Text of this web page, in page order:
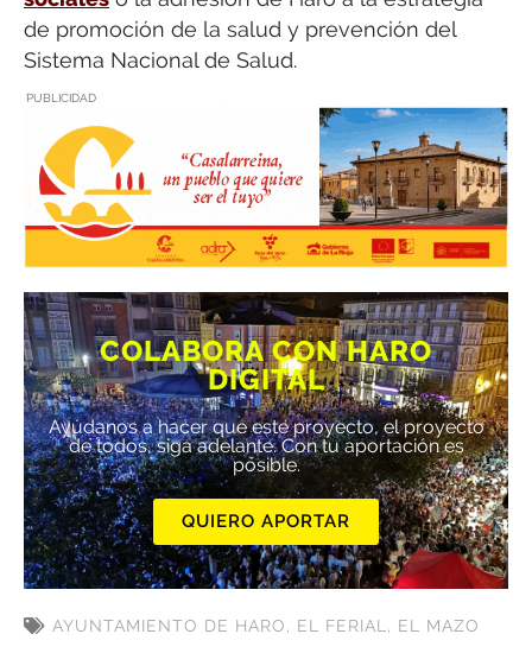
de promoción de la salud y prevención del
Sistema Nacional de Salud.
PUBLICIDAD
COLABORA CON HARO
DIGITAL
Ayúdanos a hacer que este proyecto, el proyecto
de todos, siga adelante. Con tu aportación es
posible.
QUIERO APORTAR
AYUNTAMIENTO DE HARO, EL FERIAL, EL MAZO